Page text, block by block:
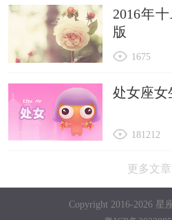
2016年
版
1675
处女座女
181212
更多文章
Copyright 2016-2026 星